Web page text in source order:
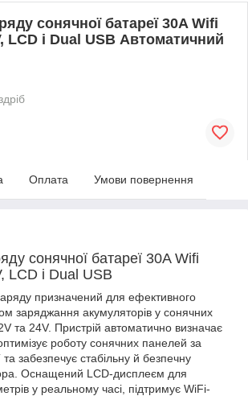
сонячної батареї 30A Wifi
LCD і Dual USB Автоматичний
Оплата Умови повернення
сонячної батареї 30A Wifi
LCD і Dual USB
призначений для ефективного
заряджання акумуляторів у сонячних
та 24V. Пристрій автоматично визначає
роботу сонячних панелей за
забезпечує стабільну й безпечну
Оснащений LCD-дисплеєм для
у реальному часі, підтримує WiFi-